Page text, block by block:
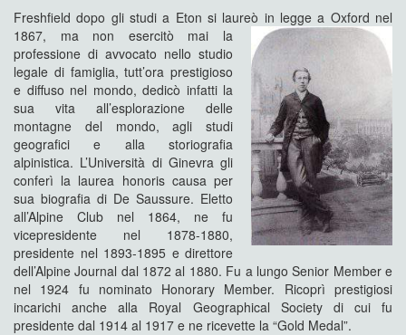
Freshfield dopo gli studi a Eton si laureò in legge a Oxford nel
1867, ma non esercitò mai la
professione di avvocato nello studio
legale di famiglia, tutt’ora prestigioso
e diffuso nel mondo, dedicò infatti la
sua vita all’esplorazione delle
montagne del mondo, agli studi
geografici e alla storiografia
alpinistica. L’Università di Ginevra gli
conferì la laurea honoris causa per
sua biografia di De Saussure. Eletto
all’Alpine Club nel 1864, ne fu
vicepresidente nel 1878-1880,
presidente nel 1893-1895 e direttore
dell’Alpine Journal dal 1872 al 1880. Fu a lungo Senior Member e
nel 1924 fu nominato Honorary Member. Ricoprì prestigiosi
incarichi anche alla Royal Geographical Society di cui fu
presidente dal 1914 al 1917 e ne ricevette la “Gold Medal”.